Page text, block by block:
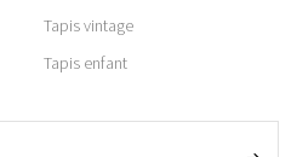
Tapis vintage
Tapis enfant